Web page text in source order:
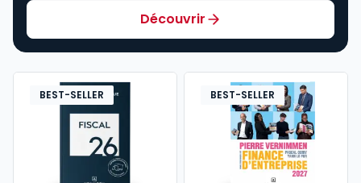
Découvrir
BEST-SELLER BEST-SELLER